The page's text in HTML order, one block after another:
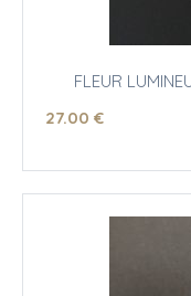
FLEUR
27.00 €